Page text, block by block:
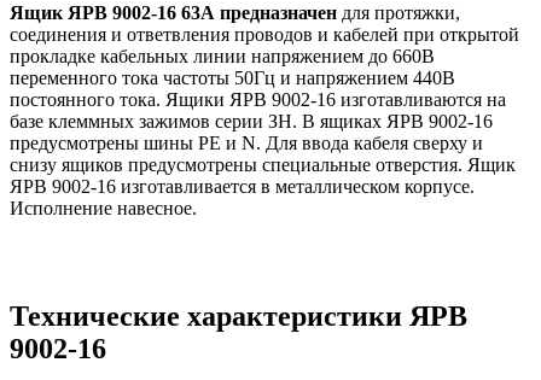
Ящик ЯРВ 9002-16 63А предназначен для протяжки,
соединения и ответвления проводов и кабелей при открытой
прокладке кабельных линии напряжением до 660В
переменного тока частоты 50Гц и напряжением 440В
постоянного тока. Ящики ЯРВ 9002-16 изготавливаются на
базе клеммных зажимов серии ЗН. В ящиках ЯРВ 9002-16
предусмотрены шины РЕ и N. Для ввода кабеля сверху и
снизу ящиков предусмотрены специальные отверстия. Ящик
ЯРВ 9002-16 изготавливается в металлическом корпусе.
Исполнение навесное.
Технические характеристики ЯРВ
9002-16